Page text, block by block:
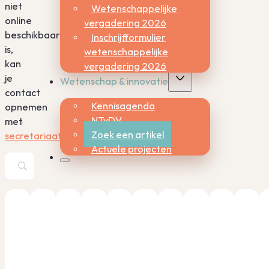
Wetenschappelijke
vergadering 2026
Inschrijfformulier
wetenschappelijke
vergadering 2026
Wetenschap & innovatie
Kennisagenda
NTvDV
Zoek een artikel
Actuele projecten
niet
online
beschikbaar
is,
kan
je
contact
opnemen
met
secretariaat@nvdv.nl.